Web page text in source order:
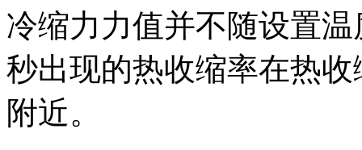
冷缩力力值并不随设置
秒出现的热收缩率在热
附近。